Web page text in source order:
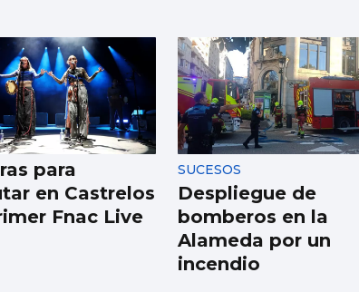
para
en Castrelos
Fnac Live
SUCESOS
Despliegue de
bomberos en la
Alameda por un
incendio